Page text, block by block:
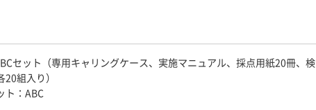
セット（専用キャリングケース、実施マニュアル、採点用紙20冊、検
組入り）
ト：ABC